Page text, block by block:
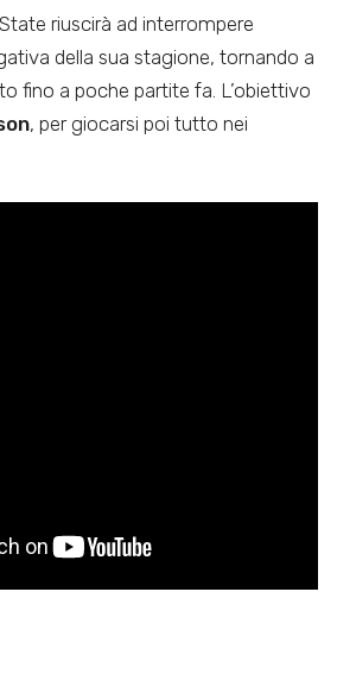
riuscirà ad interrompere
della sua stagione, tornando a
fino a poche partite fa. L’obiettivo
, per giocarsi poi tutto nei